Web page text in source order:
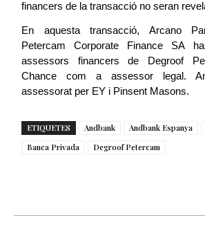
financers de la transacció no seran
En aquesta transacció, Arcano
Petercam Corporate Finance SA
assessors financers de Degroof
Chance com a assessor legal.
assessorat per EY i Pinsent Masons.
ETIQUETES Andbank Andbank Espanya
Banca Privada
Degroof Petercam